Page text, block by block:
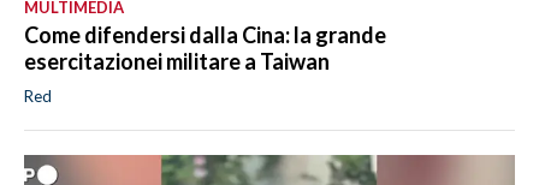
MULTIMEDIA
Come difendersi dalla Cina: la grande
esercitazionei militare a Taiwan
Red